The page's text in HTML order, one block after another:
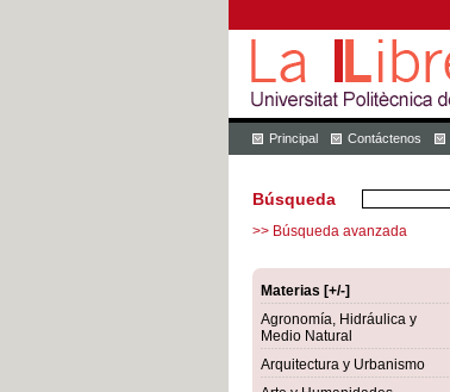
Principal Contáctenos
Búsqueda
>> Búsqueda avanzada
Materias [+/-]
Agronomía, Hidráulica y
Medio Natural
Arquitectura y Urbanismo